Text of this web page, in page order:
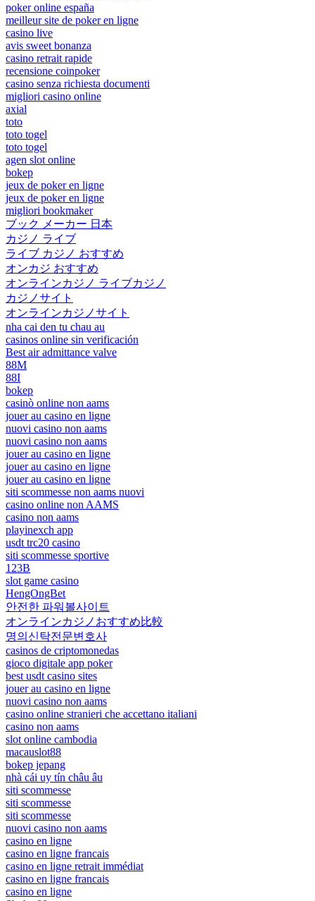
poker online españa
meilleur site de poker en ligne
casino live
avis sweet bonanza
casino retrait rapide
recensione coinpoker
casino senza richiesta documenti
migliori casino online
axial
toto
toto togel
toto togel
agen slot online
bokep
jeux de poker en ligne
jeux de poker en ligne
migliori bookmaker
ブック メーカー 日本
カジノ ライブ
ライブ カジノ おすすめ
オンカジ おすすめ
オンラインカジノ ライブカジノ
カジノサイト
オンラインカジノサイト
nha cai den tu chau au
casinos online sin verificación
Best air admittance valve
88M
88I
bokep
casinò online non aams
jouer au casino en ligne
nuovi casino non aams
nuovi casino non aams
jouer au casino en ligne
jouer au casino en ligne
jouer au casino en ligne
siti scommesse non aams nuovi
casino online non AAMS
casino non aams
playinexch app
usdt trc20 casino
siti scommesse sportive
123B
slot game casino
HengOngBet
안전한 파워볼사이트
オンラインカジノおすすめ比較
명의신탁전문변호사
casinos de criptomonedas
gioco digitale app poker
best usdt casino sites
jouer au casino en ligne
nuovi casino non aams
casino online stranieri che accettano italiani
casino non aams
slot online cambodia
macauslot88
bokep jepang
nhà cái uy tín châu âu
siti scommesse
siti scommesse
siti scommesse
nuovi casino non aams
casino en ligne
casino en ligne francais
casino en ligne retrait immédiat
casino en ligne francais
casino en ligne